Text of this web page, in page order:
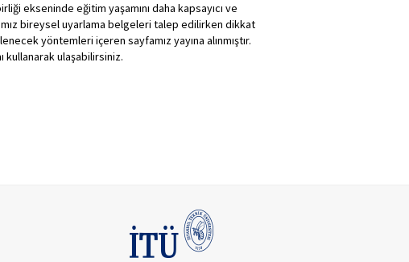
ekseninde eğitim yaşamını daha kapsayıcı ve
bireysel uyarlama belgeleri talep edilirken dikkat
yöntemleri içeren sayfamız yayına alınmıştır.
kullanarak ulaşabilirsiniz.